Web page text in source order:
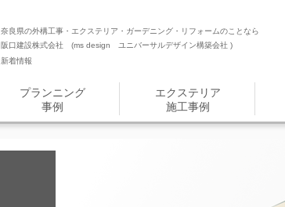
奈良県の外構工事・エクステリア・ガーデニング・リフォームのことなら
阪口建設株式会社 (ms design ユニバーサルデザイン構築会社 )
新着情報
プランニング
事例
エクステリア
施工事例